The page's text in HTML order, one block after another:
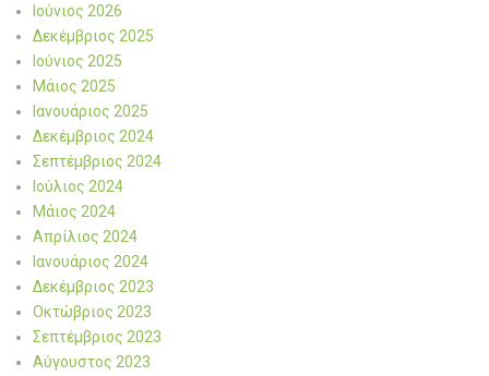
Ιούνιος 2026
Δεκέμβριος 2025
Ιούνιος 2025
Μάιος 2025
Ιανουάριος 2025
Δεκέμβριος 2024
Σεπτέμβριος 2024
Ιούλιος 2024
Μάιος 2024
Απρίλιος 2024
Ιανουάριος 2024
Δεκέμβριος 2023
Οκτώβριος 2023
Σεπτέμβριος 2023
Αύγουστος 2023